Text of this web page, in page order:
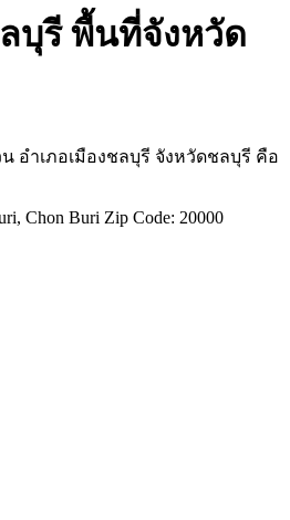
บุรี พื้นที่จังหวัด
อำเภอเมืองชลบุรี จังหวัดชลบุรี คือ
Chon Buri Zip Code: 20000